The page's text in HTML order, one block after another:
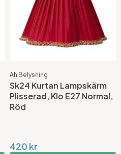
Ah Belysning
Sk24 Kurtan Lampskärm
Plisserad, Klo E27 Normal,
Röd
420 kr